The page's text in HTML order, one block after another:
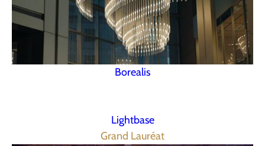
Borealis
Lightbase
Grand Lauréat